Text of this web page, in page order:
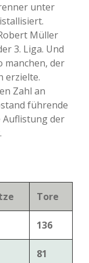
unter
Müller
3. Liga. Und
manchen, der
erzielte.
Zahl an
führende
Auflistung der
Tore
136
81